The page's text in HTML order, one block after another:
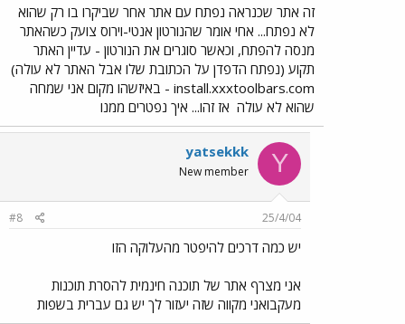
זה אתר שכנראה נפתח עם אתר אחר שביקרו בו רק שהוא
לא נפתח... אחי אומר שהנורטון אנטי-וירוס צועק כשהאתר
מנסה להפתח, וכאשר סוגרים את הנורטון - עדיין האתר
תקוע (נפתח הדפדן על הכתובת שלו אבל האתר לא עולה)
install.xxxtoolbars.com - באיזשהו מקום אני שמחה
שהוא לא עולה אז זהו... איך נפטרים ממנו
Y
yatsekkk
New member
25/4/04
#8
יש כמה דרכים להיפטר מהעלוקה הזו
אני מצרף אתר של תוכנה חינמית להסרת תוכנות
מעקבואני מקווה שזה יעזור לך יש גם עברית בשפות